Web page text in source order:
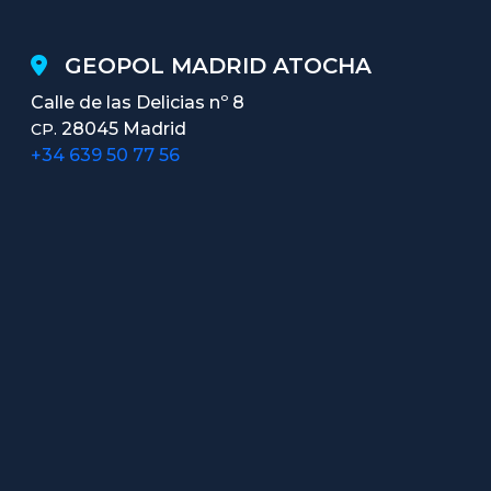
GEOPOL MADRID ATOCHA
Calle de las Delicias nº 8
CP. 28045 Madrid
+34 639 50 77 56